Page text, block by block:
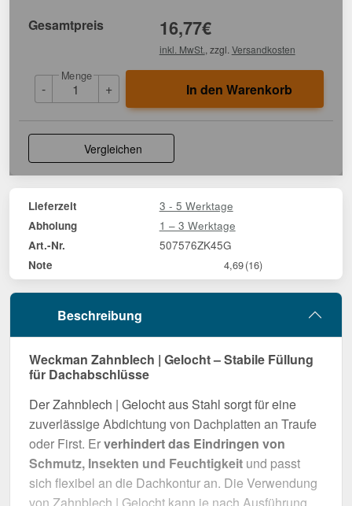
Gesamtpreis 16,77€
inkl. MwSt. , zzgl. Versandkosten
-
Menge
+ In den Warenkorb
Vergleichen
Lieferzeit 3 - 5 Werktage
Abholung 1 – 3 Werktage
Art.-Nr. 507576ZK45G
Note 4,69(16)
Beschreibung
Weckman Zahnblech | Gelocht – Stabile Füllung
für Dachabschlüsse
Der Zahnblech | Gelocht aus Stahl sorgt für eine
zuverlässige Abdichtung von Dachplatten an Traufe
oder First. Erverhindert das Eindringen von
Schmutz, Insekten und Feuchtigkeit und passt
sich flexibel an die Dachkontur an. Die Verwendung